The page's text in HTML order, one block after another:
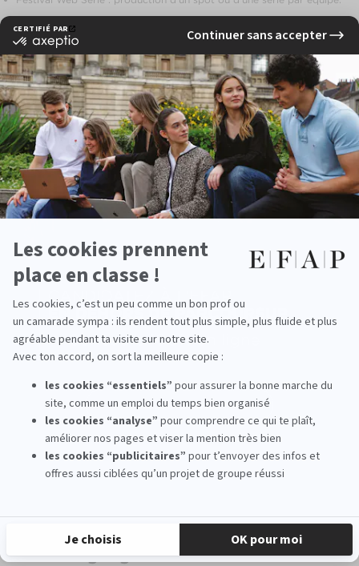
Séminaire 3.0 : une semaine dédiée à l’influence et aux nouvelles
technologies.
100% Com de crise : gestion immersive d’une crise fictive en
entreprise.
Lab Days : challenges inter promotions sur l’IA, la RSE ou
l’international.
Creative Experience : ateliers créatifs pour développer l’imagination
et le design.
Cette approche événementielle et immersive favorise l’acquisition
des métiers du marketing digital et de la communication.
Expérience professionnelle et
international
Chaque année, les étudiants effectuent des
ou à l’international,grâce au réseau de plus de 500
influentes et médias de renommée internationale. La
possibilité d’alternance dès la 4e année renforce
l’employabilité et permet de mettre en pratique les
enseignements théoriques. Les Efapiens développent
également des soft skills et des compétences techniques
comme l’IA, désormais incontournables dans le marketing
digital.
Les atouts de l’EFAP, meilleure école de
marketing digital
EN CE MOMENT À L'EFAP